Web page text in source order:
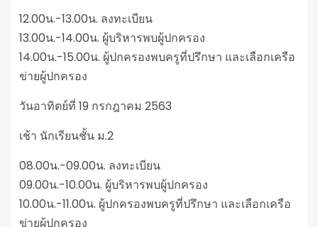
12.00น.-13.00น. ลงทะเบียน
13.00น.-14.00น. ผู้บริหารพบผู้ปกครอง
14.00น.-15.00น. ผู้ปกครองพบครูที่ปรึกษา และเลือกเครือ
ข่ายผู้ปกครอง
วันอาทิตย์ที่ 19 กรกฎาคม 2563
เช้า นักเรียนชั้น ม.2
08.00น.-09.00น. ลงทะเบียน
09.00น.-10.00น. ผู้บริหารพบผู้ปกครอง
10.00น.-11.00น. ผู้ปกครองพบครูที่ปรึกษา และเลือกเครือ
ข่ายผู้ปกครอง